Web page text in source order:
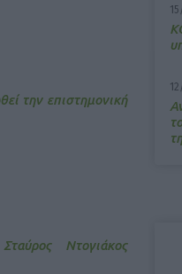
την επιστημονική
Ντογιάκος